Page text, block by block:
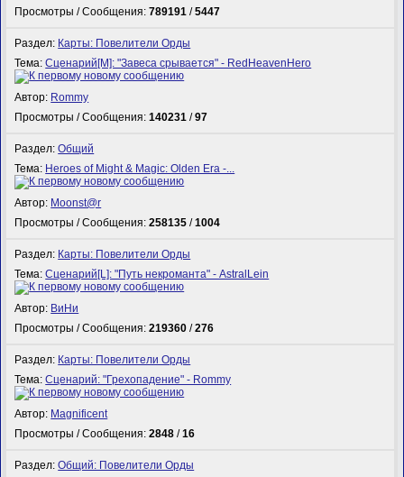
Просмотры / Сообщения:789191 /5447
Раздел: Карты: Повелители Орды
Тема:Сценарий[M]: "Завеса срывается" - RedHeavenHero
Автор: Rommy
Просмотры / Сообщения:140231 /97
Раздел:Общий
Тема: Heroes of Might & Magic: Olden Era -...
Автор: Mооnst@r
Просмотры / Сообщения:258135 /1004
Раздел: Карты: Повелители Орды
Тема:Сценарий[L]: "Путь некроманта" - AstralLein
Автор: ВиНи
Просмотры / Сообщения:219360 /276
Раздел: Карты: Повелители Орды
Тема:Сценарий: "Грехопадение" - Rommy
Автор: Magnificent
Просмотры / Сообщения:2848 /16
Раздел:Общий: Повелители Орды